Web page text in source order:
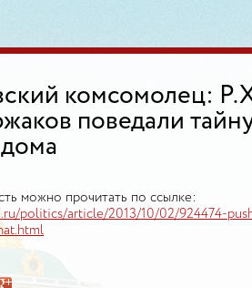
комсомолец:
поведали
можно прочитать по ссылке:
politics/article/2013/10/02/924474-